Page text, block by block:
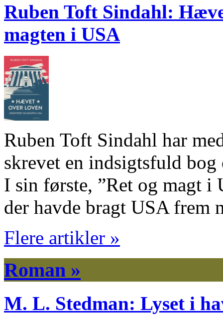
Ruben Toft Sindahl:
magten i USA
Ruben Toft Sindahl har
skrevet en indsigtsfuld
I sin første, ”Ret og magt i
der havde bragt USA frem
Flere artikler »
Roman »
M. L. Stedman: Lyset i